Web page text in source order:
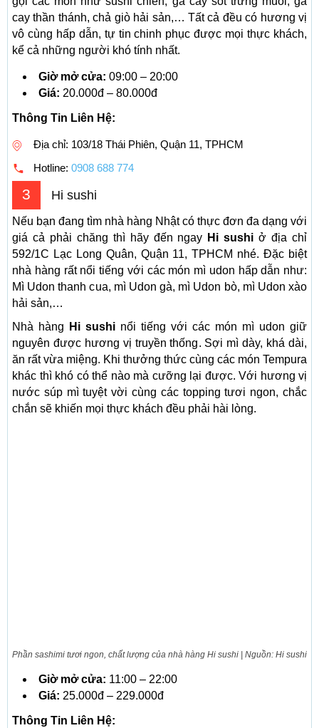
cay thần thánh, chả giò hải sản,… Tất cả đều có hương vị
vô cùng hấp dẫn, tự tin chinh phục được mọi thực khách,
kể cả những người khó tính nhất.
Giờ mở cửa: 09:00 – 20:00
Giá: 20.000đ – 80.000đ
Thông Tin Liên Hệ:
Địa chỉ: 103/18 Thái Phiên, Quận 11, TPHCM
Hotline: 0908 688 774
3 Hi sushi
Nếu bạn đang tìm nhà hàng Nhật có thực đơn đa dạng với
giá cả phải chăng thì hãy đến ngay Hi sushiở địa chỉ
592/1C Lạc Long Quân, Quận 11, TPHCM nhé. Đặc biệt
nhà hàng rất nổi tiếng với các món mì udon hấp dẫn như:
Mì Udon thanh cua, mì Udon gà, mì Udon bò, mì Udon xào
hải sản,…
Nhà hàng
Hi sushi nổi tiếng với các món mì udon giữ
nguyên được hương vị truyền thống. Sợi mì dày, khá dài,
ăn rất vừa miệng. Khi thưởng thức cùng các món Tempura
khác thì khó có thể nào mà cưỡng lại được. Với hương vị
nước súp mì tuyệt vời cùng các topping tươi ngon, chắc
chắn sẽ khiến mọi thực khách đều phải hài lòng.
Phần sashimi tươi ngon, chất lượng của nhà hàng Hi sushi | Nguồn: Hi sushi
Giờ mở cửa: 11:00 – 22:00
Giá: 25.000đ – 229.000đ
Thông Tin Liên Hệ: